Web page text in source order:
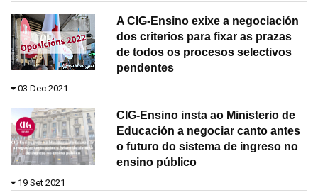
A CIG-Ensino exixe a negociación
dos criterios para fixar as prazas
de todos os procesos selectivos
pendentes
03 Dec 2021
CIG-Ensino insta ao Ministerio de
Educación a negociar canto antes
o futuro do sistema de ingreso no
ensino público
19 Set 2021